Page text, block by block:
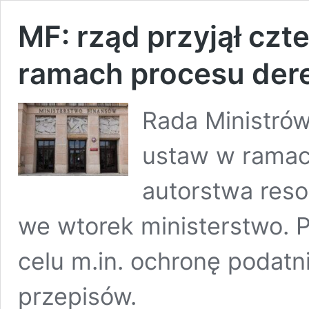
MF: rząd przyjął
ramach procesu
Rada
ustaw w
autorstwa
we wtorek ministerstwo.
celu m.in. ochronę
przepisów.